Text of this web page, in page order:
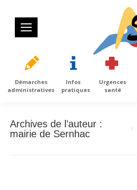
Démarches
administratives
Infos
pratiques
Urgences
santé
Archives de l’auteur :
mairie de Sernhac